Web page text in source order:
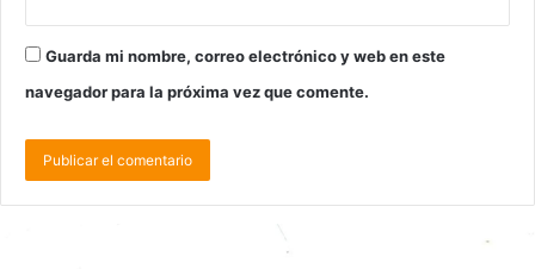
Guarda mi nombre, correo electrónico y web en este
navegador para la próxima vez que comente.